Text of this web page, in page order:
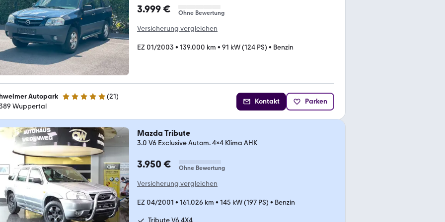
3.999 € Ohne Bewertung
Versicherung vergleichen
EZ 01/2003 • 139.000 km • 91 kW (124 PS) • Benzin
Autopark 4.9 Sterne (21)
Wuppertal
Kontakt Parken
Mazda Tribute
3.0 V6 Exclusive Autom. 4x4 Klima AHK
3.950 € Ohne Bewertung
Versicherung vergleichen
EZ 04/2001 • 161.026 km • 145 kW (197 PS) • Benzin
Tribute V6 4X4